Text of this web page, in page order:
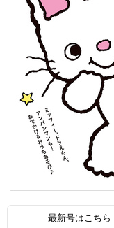
最新号はこちら